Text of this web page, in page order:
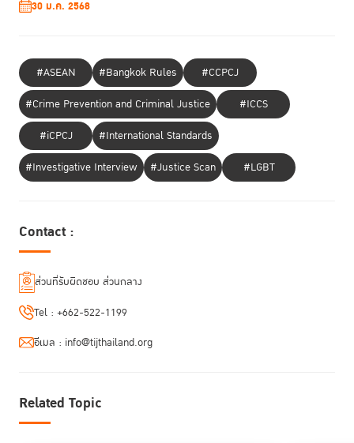
ช่วงที่2ฝึกอบรมและทบทวนการใช้บอร์ดเกม
เกม เช่น การตั้งคำถามชวนคิดเพื่อเชื่อมโยงสถานการณ์ในเกมกับหลักการ RJ
การสรุปบทเรียนหลังจบแต่ละช่วงของเกม และการชวนผู้เล่นสะท้อนความรู้สึก
ความคิด และชวนหาทางเลือกในการจัดการความขัดแย้ง
30 ม.ค. 2568
#ASEAN #Bangkok Rules
#CCPCJ
#Crime Prevention and Criminal Justice
#ICCS
#iCPCJ
#International Standards
#Investigative Interview
#Justice Scan #LGBT
Contact :
ส่วนที่รับผิดชอบ ส่วนกลาง
Tel : +662-522-1199
อีเมล : info@tijthailand.org
Related Topic